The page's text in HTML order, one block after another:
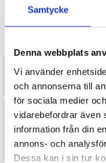
Samtycke
Denna webbplats
Vi använder
och annonserna till
för sociala medier
vidarebefordrar även
information från din
annons- och
Dessa kan i sin tur
BEVAKA
Girlang på 2 meter med
snö.
RECENSIONER (0)
TIPSA